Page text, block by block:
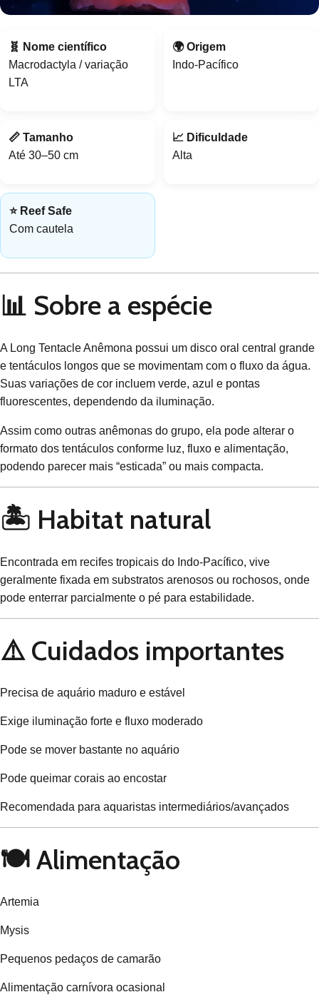
🧬 Nome científico
Macrodactyla / variação
LTA
🌍 Origem
Indo-Pacífico
📏 Tamanho
Até 30–50 cm
📈 Dificuldade
Alta
⭐ Reef Safe
Com cautela
📊 Sobre a espécie
A Long Tentacle Anêmona possui um disco oral central grande
e tentáculos longos que se movimentam com o fluxo da água.
Suas variações de cor incluem verde, azul e pontas
fluorescentes, dependendo da iluminação.
Assim como outras anêmonas do grupo, ela pode alterar o
formato dos tentáculos conforme luz, fluxo e alimentação,
podendo parecer mais “esticada” ou mais compacta.
🏝️ Habitat natural
Encontrada em recifes tropicais do Indo-Pacífico, vive
geralmente fixada em substratos arenosos ou rochosos, onde
pode enterrar parcialmente o pé para estabilidade.
⚠️ Cuidados importantes
Precisa de aquário maduro e estável
Exige iluminação forte e fluxo moderado
Pode se mover bastante no aquário
Pode queimar corais ao encostar
Recomendada para aquaristas intermediários/avançados
🍽️ Alimentação
Artemia
Mysis
Pequenos pedaços de camarão
Alimentação carnívora ocasional